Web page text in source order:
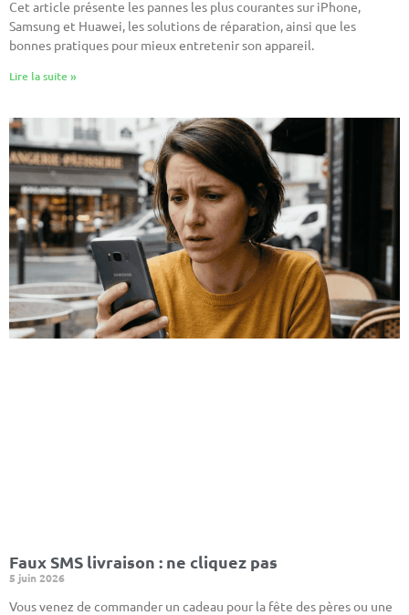
Cet article présente les pannes les plus courantes sur iPhone,
Samsung et Huawei, les solutions de réparation, ainsi que les
bonnes pratiques pour mieux entretenir son appareil.
Lire la suite »
Faux SMS livraison : ne cliquez pas
5 juin 2026
Vous venez de commander un cadeau pour la fête des pères ou une